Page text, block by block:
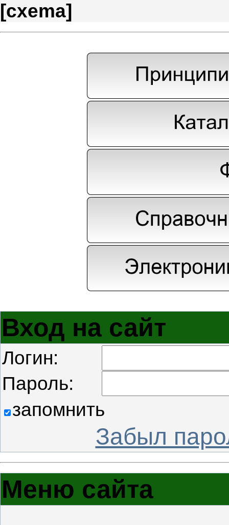
[cxema]
Вход на сайт
Логин:
Пароль:
запомнить
Забыл
Меню сайта